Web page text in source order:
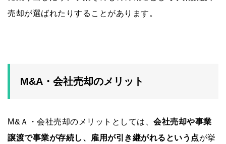
売却が選ばれたりすることがあります。
M&A・会社売却のメリット
M&Ａ・会社売却のメリットとしては、 会社売却や事業
譲渡で事業が存続し、雇用が引き継がれるという点が挙